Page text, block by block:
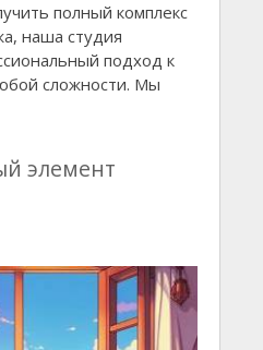
полный комплекс
наша студия
подход к
сложности. Мы
элемент